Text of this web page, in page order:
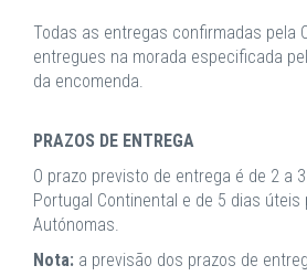
Todas as entregas confirmadas pela
entregues na morada especificada
da encomenda.
PRAZOS DE ENTREGA
O prazo previsto de entrega é de 2 a
Portugal Continental e de 5 dias úteis
Autónomas.
Nota: a previsão dos prazos de